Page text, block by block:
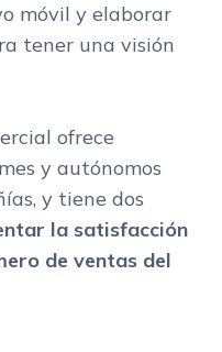
móvil y elaborar
tener una visión
ofrece
y autónomos
y tiene dos
la satisfacción
de ventas del